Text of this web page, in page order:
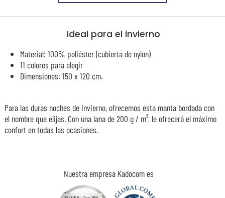
Ideal para el invierno
Material: 100% poliéster (cubierta de nylon)
11 colores para elegir
Dimensiones: 150 x 120 cm.
Nuestra empresa Kadocom es
Para las duras noches de invierno, ofrecemos esta manta bordada con
el nombre que elijas. Con una lana de 200 g / m², le ofrecerá el máximo
confort en todas las ocasiones.